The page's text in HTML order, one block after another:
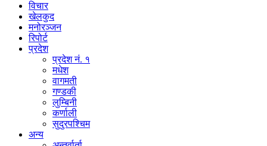
विचार
खेलकुद
मनोरञ्जन
रिपोर्ट
प्रदेश
प्रदेश नं. १
मधेश
वागमती
गण्डकी
लुम्बिनी
कर्णाली
सुदुरपश्चिम
अन्य